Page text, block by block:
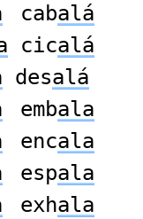
cabalá
cicalá
desalá
embala
encala
espala
exhala